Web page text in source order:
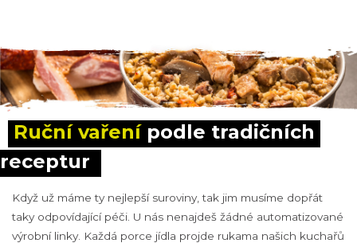
Ruční vaření podle tradičních
receptur
Když už máme ty nejlepší suroviny, tak jim musíme dopřát
taky odpovídající péči. U nás nenajdeš žádné automatizované
výrobní linky. Každá porce jídla projde rukama našich kuchařů